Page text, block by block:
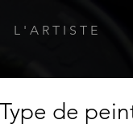
L ' A R T I S T E
Type de